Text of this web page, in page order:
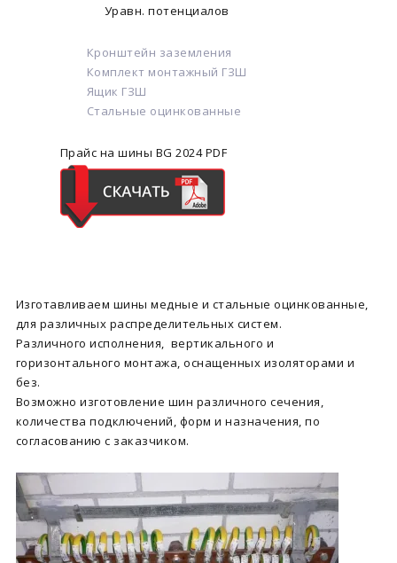
Уравн. потенциалов
Кронштейн заземления
Комплект монтажный ГЗШ
Ящик ГЗШ
Стальные оцинкованные
Прайс на шины BG 2024 PDF
Изготавливаем шины медные и стальные оцинкованные,
для различных распределительных систем.
Различного исполнения, вертикального и
горизонтального монтажа, оснащенных изоляторами и
без.
Возможно изготовление шин различного сечения,
количества подключений, форм и назначения, по
согласованию с заказчиком.